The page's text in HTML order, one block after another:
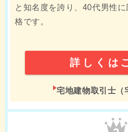
と知名度を誇り、40代男性
格です。
詳しくは
宅地建物取引士（